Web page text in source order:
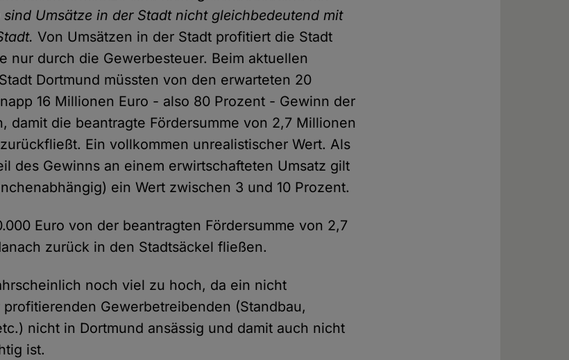
Umsätze in der Stadt nicht gleichbedeutend mit
Von Umsätzen in der Stadt profitiert die Stadt
nur durch die Gewerbesteuer. Beim aktuellen
Dortmund müssten von den erwarteten 20
16 Millionen Euro - also 80 Prozent - Gewinn der
damit die beantragte Fördersumme von 2,7 Millionen
Ein vollkommen unrealistischer Wert. Als
des Gewinns an einem erwirtschafteten Umsatz gilt
ein Wert zwischen 3 und 10 Prozent.
Euro von der beantragten Fördersumme von 2,7
zurück in den Stadtsäckel fließen.
noch viel zu hoch, da ein nicht
Gewerbetreibenden (Standbau,
nicht in Dortmund ansässig und damit auch nicht
ist.